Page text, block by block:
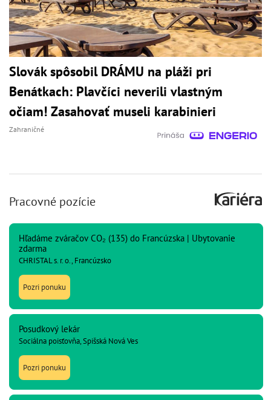
Slovák spôsobil DRÁMU na pláži pri
Benátkach: Plavčíci neverili vlastným
očiam! Zasahovať museli karabinieri
Zahraničné
Pracovné pozície
Hľadáme zváračov CO₂ (135) do Francúzska | Ubytovanie
zdarma
CHRISTAL s. r. o., Francúzsko
Pozri ponuku
Posudkový lekár
Sociálna poisťovňa, Spišská Nová Ves
Pozri ponuku